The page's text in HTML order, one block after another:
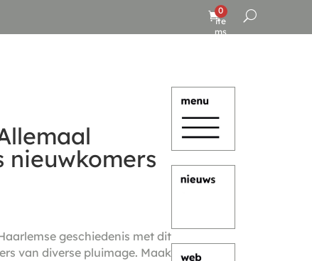
0
ite
ms
nieuwkomers
geschiedenis met dit
van diverse pluimage. Maak